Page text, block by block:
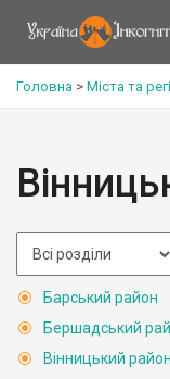
Головна > Міста та
Барський район
Бершадський
Вінницький район